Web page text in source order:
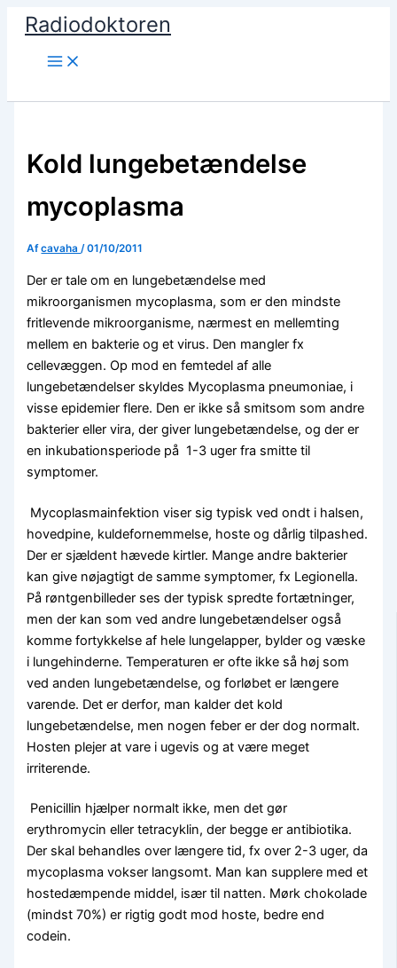
indholdet
Radiodoktoren
Kold lungebetændelse
mycoplasma
Afcavaha/01/10/2011
Der er tale om en lungebetændelse med
mikroorganismen mycoplasma, som er den mindste
fritlevende mikroorganisme, nærmest en mellemting
mellem en bakterie og et virus. Den mangler fx
cellevæggen. Op mod en femtedel af alle
lungebetændelser skyldes Mycoplasma pneumoniae, i
visse epidemier flere. Den er ikke så smitsom som andre
bakterier eller vira, der giver lungebetændelse, og der er
en inkubationsperiode på 1-3 uger fra smitte til
symptomer.
Mycoplasmainfektion viser sig typisk ved ondt i halsen,
hovedpine, kuldefornemmelse, hoste og dårlig tilpashed.
Der er sjældent hævede kirtler. Mange andre bakterier
kan give nøjagtigt de samme symptomer, fx Legionella.
På røntgenbilleder ses der typisk spredte fortætninger,
men der kan som ved andre lungebetændelser også
komme fortykkelse af hele lungelapper, bylder og væske
i lungehinderne. Temperaturen er ofte ikke så høj som
ved anden lungebetændelse, og forløbet er længere
varende. Det er derfor, man kalder det kold
lungebetændelse, men nogen feber er der dog normalt.
Hosten plejer at vare i ugevis og at være meget
irriterende.
Penicillin hjælper normalt ikke, men det gør
erythromycin eller tetracyklin, der begge er antibiotika.
Der skal behandles over længere tid, fx over 2-3 uger, da
mycoplasma vokser langsomt. Man kan supplere med et
hostedæmpende middel, især til natten. Mørk chokolade
(mindst 70%) er rigtig godt mod hoste, bedre end
codein.